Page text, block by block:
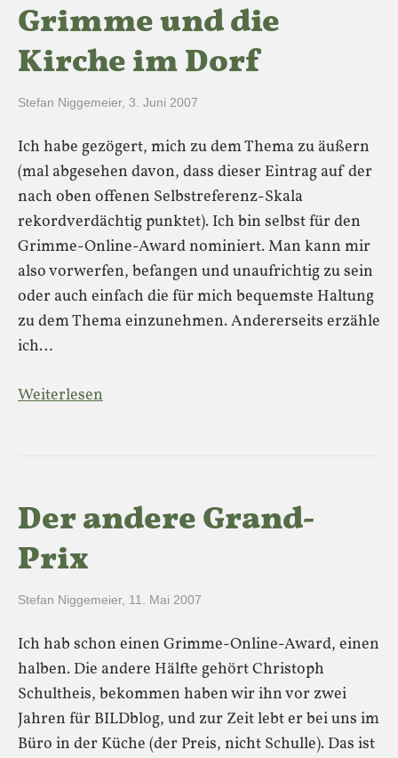
Grimme und die
Kirche im Dorf
Stefan Niggemeier, 3. Juni 2007
Ich habe gezögert, mich zu dem Thema zu äußern
(mal abgesehen davon, dass dieser Eintrag auf der
nach oben offenen Selbstreferenz-Skala
rekordverdächtig punktet). Ich bin selbst für den
Grimme-Online-Award nominiert. Man kann mir
also vorwerfen, befangen und unaufrichtig zu sein
oder auch einfach die für mich bequemste Haltung
zu dem Thema einzunehmen. Andererseits erzähle
ich…
Weiterlesen
Der andere Grand-
Prix
Stefan Niggemeier, 11. Mai 2007
Ich hab schon einen Grimme-Online-Award, einen
halben. Die andere Hälfte gehört Christoph
Schultheis, bekommen haben wir ihn vor zwei
Jahren für BILDblog, und zur Zeit lebt er bei uns im
Büro in der Küche (der Preis, nicht Schulle). Das ist